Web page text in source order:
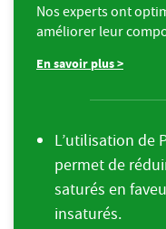
Nos experts ont
améliorer leur
En savoir plus >
L’utilisation de
permet de
saturés en
insaturés.